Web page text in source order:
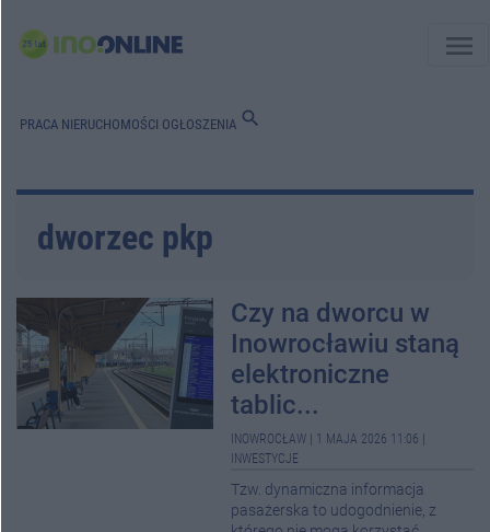
menu
PRACA NIERUCHOMOŚCI OGŁOSZENIA search
dworzec pkp
Czy na dworcu w
Inowrocławiu staną
elektroniczne
tablic...
INOWROCŁAW 1 MAJA 2026 11:06
INWESTYCJE
Tzw. dynamiczna informacja
pasażerska to udogodnienie, z